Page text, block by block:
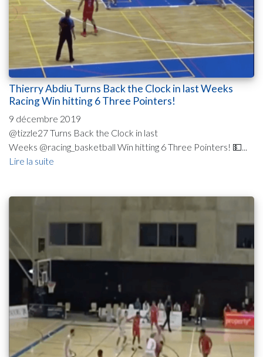
Thierry Abdiu Turns Back the Clock in last Weeks
Racing Win hitting 6 Three Pointers!
9 décembre 2019
@tizzle27 Turns Back the Clock in last
Weeks @racing_basketball Win hitting 6 Three Pointers! 💵...
Lire la suite